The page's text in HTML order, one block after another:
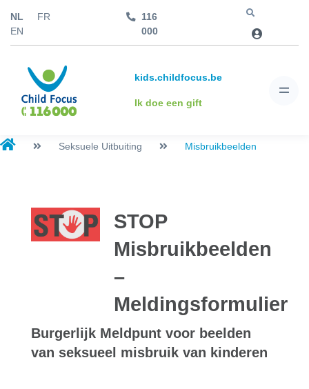
NL
FR
EN
116
000
kids.childfocus.be
Ik doe een gift
Seksuele Uitbuiting Misbruikbeelden
STOP
Misbruikbeelden
–
Meldingsformulier
Burgerlijk Meldpunt voor beelden
van seksueel misbruik van kinderen